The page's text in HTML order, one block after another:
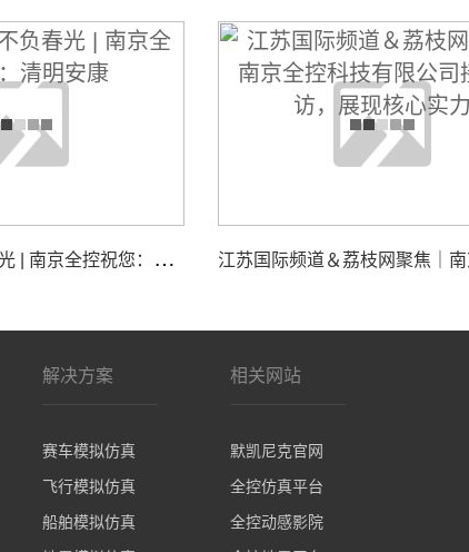
追
思致远，不负春光 | 南京全控祝您：清明安康
解决方案
赛车模拟仿真
飞行模拟仿真
船舶模拟仿真
相关网站
默凯尼克官网
全控仿真平台
全控动感影院